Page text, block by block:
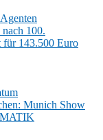
100.
für 143.500 Euro
Munich Show